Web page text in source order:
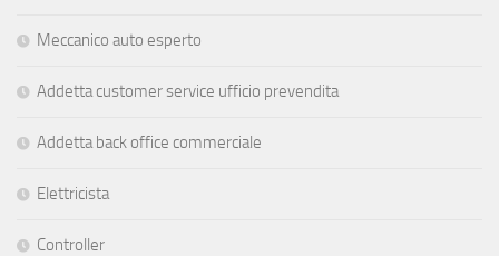
Meccanico auto esperto
Addetta customer service ufficio prevendita
Addetta back office commerciale
Elettricista
Controller